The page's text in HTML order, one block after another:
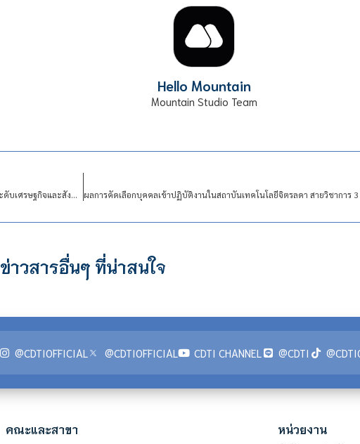
Hello Mountain
Mountain Studio Team
ประกาศผลการคัดเลือกรับสมัครบุคคลเพื่อจ้างเหมาบริการตามโครงการยกระดับเศรษฐกิจและสังคมรายตำบลแบบบูรณาการ (1 ตำบล 1 มหาวิทยาลัย) เพิ่มเติม
ข่าวสารอื่นๆ ที่น่าสนใจ
@CDTIOFFICIAL @CDTIOFFICIAL CDTI CHANNEL @CDTI
คณะและสาขา หน่วยงาน